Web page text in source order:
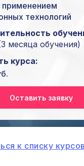
Оставить заявку
курса:
применением
технологий
месяца обучения)
к списку курсов